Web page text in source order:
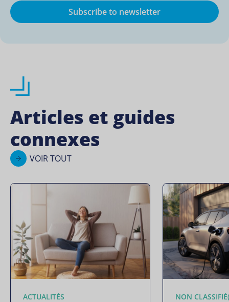
Subscribe to newsletter
Articles et guides
connexes
VOIR TOUT
ACTUALITÉS NON